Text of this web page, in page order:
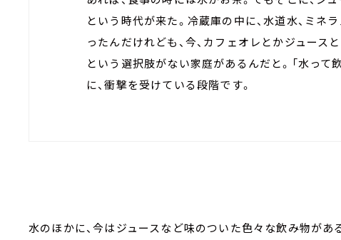
という時代が来た。冷蔵庫の中に、水道水、ミネ
ったんだけれども、今、カフェオレとかジュース
という選択肢がない家庭があるんだと。「水って
に、衝撃を受けている段階です。
水のほかに、今はジュースなど味のついた色々な飲み物があ